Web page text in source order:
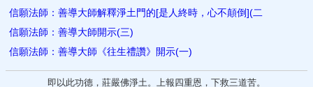
信願法師：善導大師解釋淨土門的[是人終時，心不顛倒](二
信願法師：善導大師開示(三)
信願法師：善導大師《往生禮讚》開示(一)
即以此功德，莊嚴佛淨土。上報四重恩，下救三道苦。